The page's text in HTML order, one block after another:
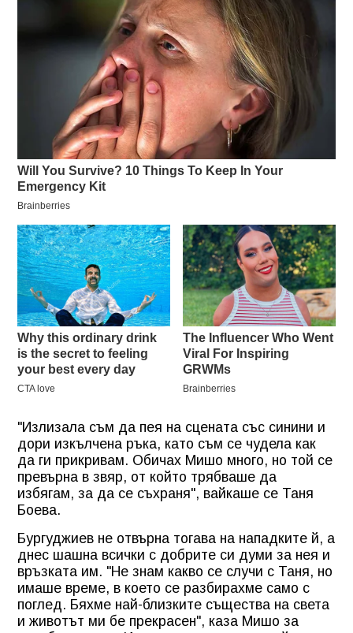
"Излизала съм да пея на сцената със синини и
дори изкълчена ръка, като съм се чудела как
да ги прикривам. Обичах Мишо много, но той се
превърна в звяр, от който трябваше да
избягам, за да се съхраня", вайкаше се Таня
Боева.
Бургуджиев не отвърна тогава на нападките й, а
днес шашна всички с добрите си думи за нея и
връзката им. "Не знам какво се случи с Таня, но
имаше време, в което се разбирахме само с
поглед. Бяхме най-близките същества на света
и животът ми бе прекрасен", каза Мишо за